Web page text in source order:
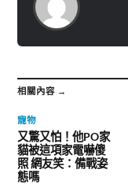
相關內容 →
寵物
又驚又怕！他PO家
貓被這項家電嚇傻
照 網友笑：備戰姿
態嗎